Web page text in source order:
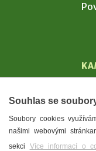
Souhlas se
Soubory cookies
našimi webovými
sekci Více informací o